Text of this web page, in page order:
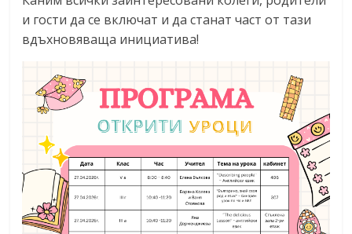
и гости да се включат и да станат част от тази
вдъхновяваща инициатива!